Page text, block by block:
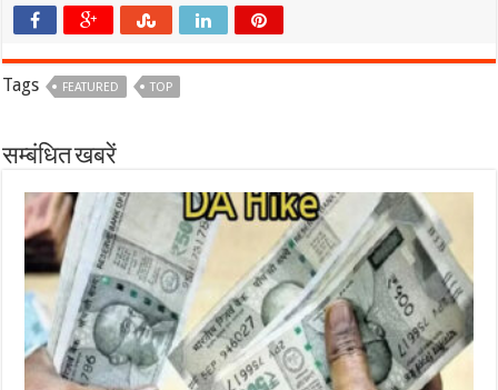
Tags FEATURED TOP
सम्बंधित खबरें